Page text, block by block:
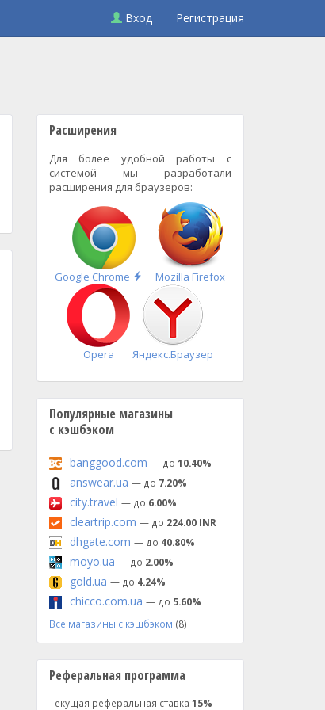
Вход Регистрация
Расширения
Для более удобной работы с
системой мы разработали
расширения для браузеров:
Google Chrome
Быстрая
установка
Mozilla Firefox
Opera Яндекс.Браузер
Популярные магазины
с кэшбэком
banggood.com — до 10.40%
answear.ua — до 7.20%
city.travel — до 6.00%
cleartrip.com — до 224.00 INR
dhgate.com — до 40.80%
moyo.ua — до 2.00%
gold.ua — до 4.24%
chicco.com.ua — до 5.60%
Все магазины с кэшбэком (8)
Реферальная программа
Текущая реферальная ставка 15%